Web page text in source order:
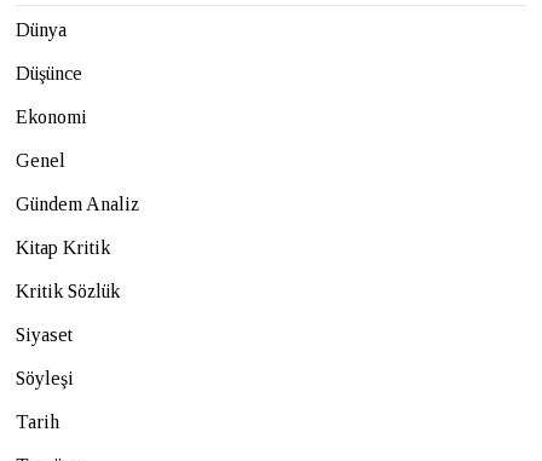
Dünya
Düşünce
Ekonomi
Genel
Gündem Analiz
Kitap Kritik
Kritik Sözlük
Siyaset
Söyleşi
Tarih